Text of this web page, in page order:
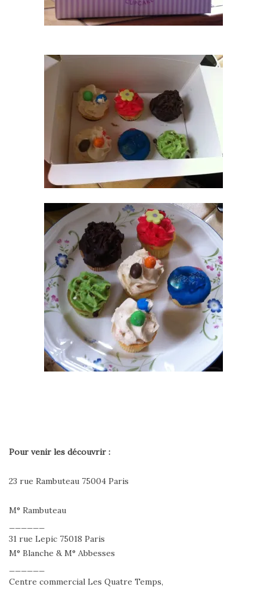
Pour venir les découvrir :
23 rue Rambuteau 75004 Paris
M° Rambuteau
31 rue Lepic 75018 Paris
M° Blanche & M° Abbesses
Centre commercial Les Quatre Temps,